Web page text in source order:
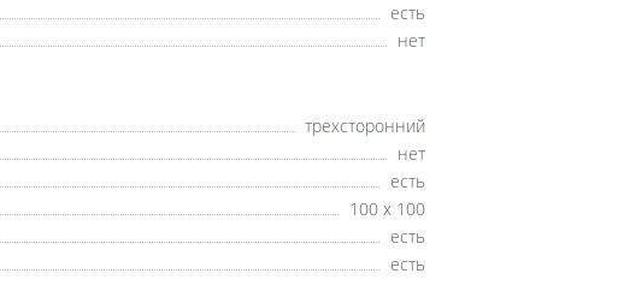
есть
нет
трехсторонний
нет
есть
100 x 100
есть
есть